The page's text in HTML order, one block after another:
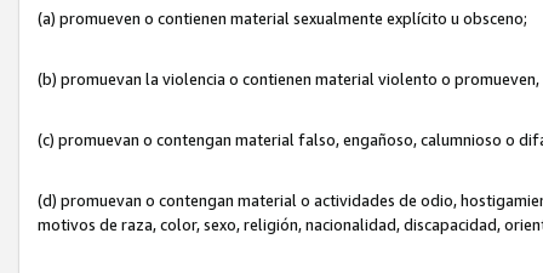
(a) promueven o contienen material sexualmente explícito u obsceno;
(b) promuevan la violencia o contienen material violento o
(c) promuevan o contengan material falso, engañoso, calumnioso o
(d) promuevan o contengan material o actividades de odio,
motivos de raza, color, sexo, religión, nacionalidad, discapacidad,